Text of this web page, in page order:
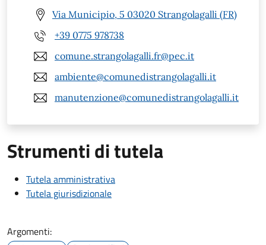
Via Municipio, 5 03020 Strangolagalli (FR)
+39 0775 978738
comune.strangolagalli.fr@pec.it
ambiente@comunedistrangolagalli.it
manutenzione@comunedistrangolagalli.it
Strumenti di tutela
Tutela amministrativa
Tutela giurisdizionale
Argomenti: